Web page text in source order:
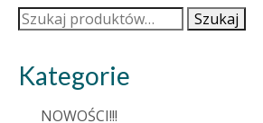
Szukaj: Szukaj
Kategorie
NOWOŚCI!!!